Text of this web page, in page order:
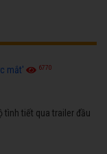
mắt' 6770
tình tiết qua trailer đầu